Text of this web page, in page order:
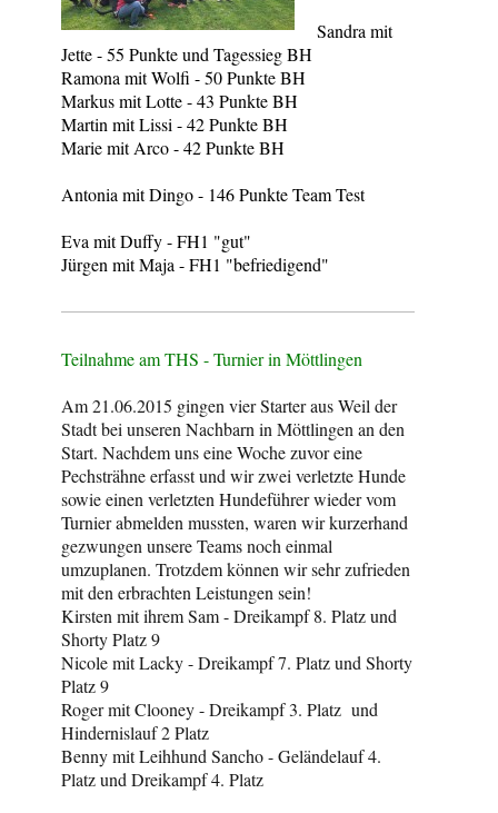
Sandra mit
Jette - 55 Punkte und Tagessieg BH
Ramona mit Wolfi - 50 Punkte BH
Markus mit Lotte - 43 Punkte BH
Martin mit Lissi - 42 Punkte BH
Marie mit Arco - 42 Punkte BH
Antonia mit Dingo - 146 Punkte Team Test
Eva mit Duffy - FH1 "gut"
Jürgen mit Maja - FH1 "befriedigend"
Teilnahme am THS - Turnier in Möttlingen
Am 21.06.2015 gingen vier Starter aus Weil der
Stadt bei unseren Nachbarn in Möttlingen an den
Start. Nachdem uns eine Woche zuvor eine
Pechsträhne erfasst und wir zwei verletzte Hunde
sowie einen verletzten Hundeführer wieder vom
Turnier abmelden mussten, waren wir kurzerhand
gezwungen unsere Teams noch einmal
umzuplanen. Trotzdem können wir sehr zufrieden
mit den erbrachten Leistungen sein!
Kirsten mit ihrem Sam - Dreikampf 8. Platz und
Shorty Platz 9
Nicole mit Lacky - Dreikampf 7. Platz und Shorty
Platz 9
Roger mit Clooney - Dreikampf 3. Platz und
Hindernislauf 2 Platz
Benny mit Leihhund Sancho - Geländelauf 4.
Platz und Dreikampf 4. Platz